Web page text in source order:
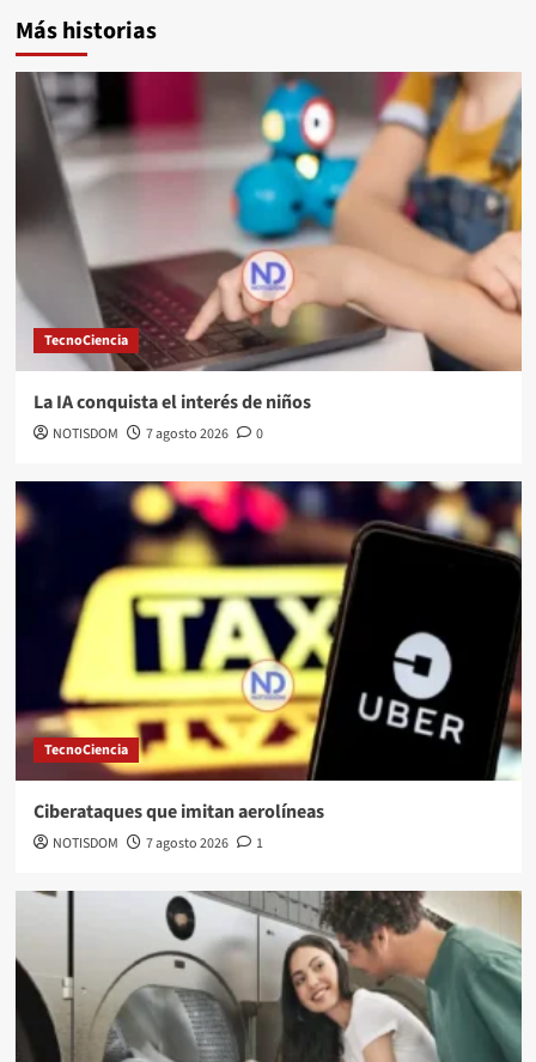
Más historias
TecnoCiencia
La IA conquista el interés de niños
NOTISDOM 7 agosto 2026 0
TecnoCiencia
Ciberataques que imitan aerolíneas
NOTISDOM 7 agosto 2026 1